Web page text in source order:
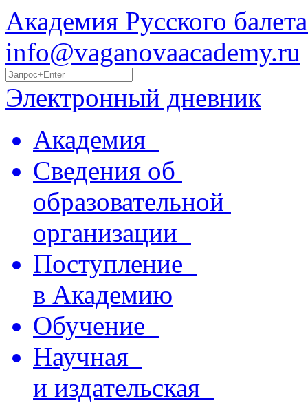
Академия Русского
info@vaganovaacademy.ru
Электронный дневник
Академия
Сведения об
образовательной
организации
Поступление
в Академию
Обучение
Научная
и издательская